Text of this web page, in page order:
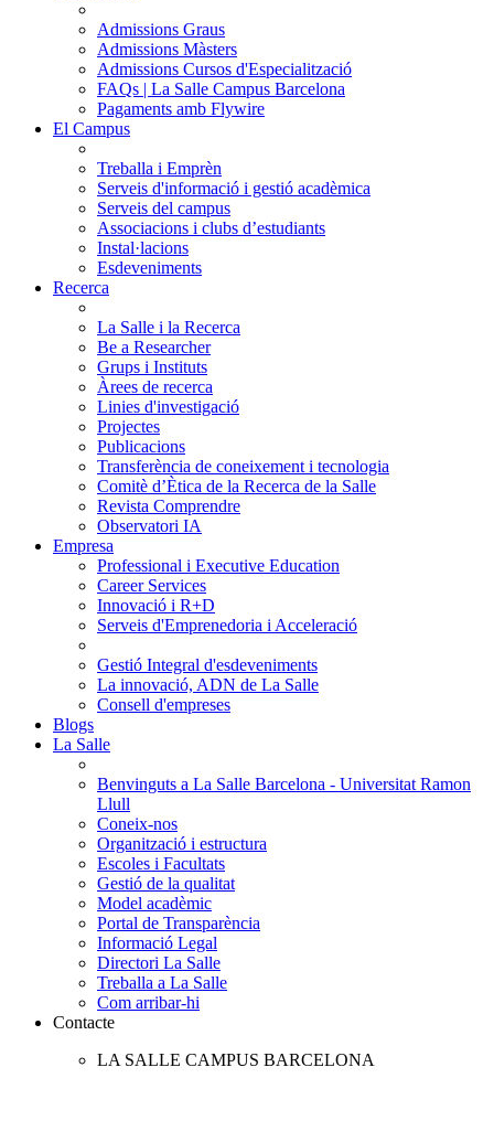
Admissions Graus
Admissions Màsters
Admissions Cursos d'Especialització
FAQs | La Salle Campus Barcelona
Pagaments amb Flywire
El Campus
Treballa i Emprèn
Serveis d'informació i gestió acadèmica
Serveis del campus
Associacions i clubs d’estudiants
Instal·lacions
Esdeveniments
Recerca
La Salle i la Recerca
Be a Researcher
Grups i Instituts
Àrees de recerca
Linies d'investigació
Projectes
Publicacions
Transferència de coneixement i tecnologia
Comitè d’Ètica de la Recerca de la Salle
Revista Comprendre
Observatori IA
Empresa
Professional i Executive Education
Career Services
Innovació i R+D
Serveis d'Emprenedoria i Acceleració
Gestió Integral d'esdeveniments
La innovació, ADN de La Salle
Consell d'empreses
Blogs
La Salle
Benvinguts a La Salle Barcelona - Universitat Ramon
Llull
Coneix-nos
Organització i estructura
Escoles i Facultats
Gestió de la qualitat
Model acadèmic
Portal de Transparència
Informació Legal
Directori La Salle
Treballa a La Salle
Com arribar-hi
Contacte
LA SALLE CAMPUS BARCELONA